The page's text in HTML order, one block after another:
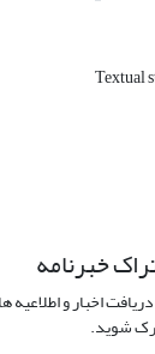
Textual
خبرنامه
اخبار و
شوید.